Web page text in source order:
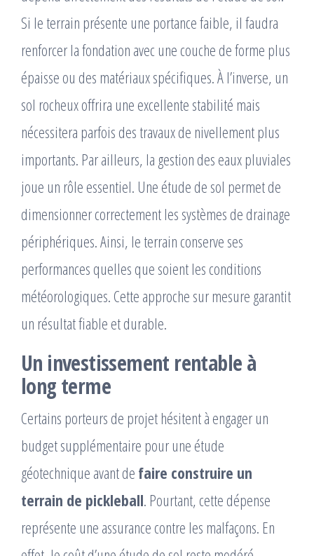
Si le terrain présente une portance faible, il faudra
renforcer la fondation avec une couche de forme plus
épaisse ou des matériaux spécifiques. À l’inverse, un
sol rocheux offrira une excellente stabilité mais
nécessitera parfois des travaux de nivellement plus
importants. Par ailleurs, la gestion des eaux pluviales
joue un rôle essentiel. Une étude de sol permet de
dimensionner correctement les systèmes de drainage
périphériques. Ainsi, le terrain conserve ses
performances quelles que soient les conditions
météorologiques. Cette approche sur mesure garantit
un résultat fiable et durable.
Un investissement rentable à
long terme
Certains porteurs de projet hésitent à engager un
budget supplémentaire pour une étude
géotechnique avant de faire construire un
terrain de pickleball. Pourtant, cette dépense
représente une assurance contre les malfaçons. En